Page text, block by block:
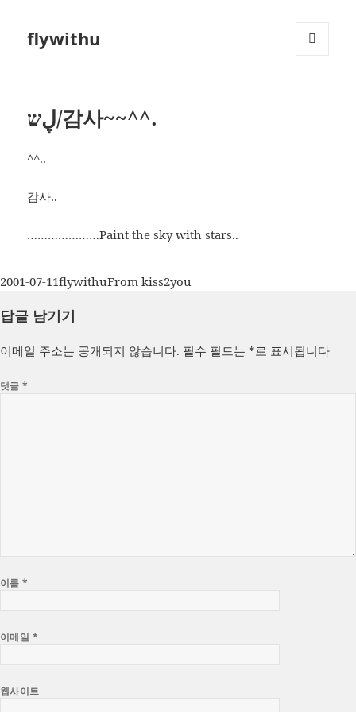
flywithu
ڸש/감사~~^^.
^^..
감사..
…………………Paint the sky with stars..
작
일
2001-07-11글
이
flywithu카
From kiss2you
답글 남기기
이메일 주소는 공개되지 않습니다. 필수 필드는 *로 표시됩니다
댓글*
이름*
이메일 *
웹사이트